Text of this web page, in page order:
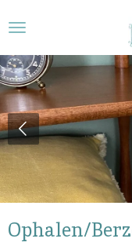
direct
naar
de
hoofdinhoud
Ophalen/